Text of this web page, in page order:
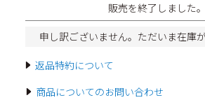
販売を終了しました。
申し訳ございません。ただいま在庫
返品特約について
商品についてのお問い合わせ